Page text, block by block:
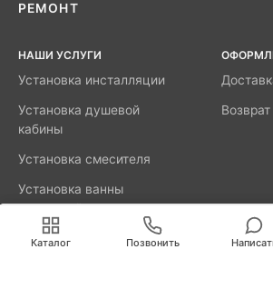
РЕМОНТ
НАШИ УСЛУГИ
Установка инсталляции
Установка душевой
кабины
Установка смесителя
Установка ванны
акриловой
Возврат
Каталог Позвонить
Мы используем cookies для быстрой
работы сайта. Продолжая
принимаете условияобработки